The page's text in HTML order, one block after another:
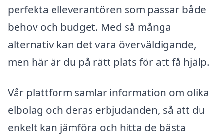
perfekta elleverantören som passar både
behov och budget. Med så många
alternativ kan det vara överväldigande,
men här är du på rätt plats för att få hjälp.
Vår plattform samlar information om olika
elbolag och deras erbjudanden, så att du
enkelt kan jämföra och hitta de bästa